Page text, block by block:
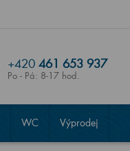
+420 461 653 937
Po - Pá: 8-17 hod.
WC Výprodej